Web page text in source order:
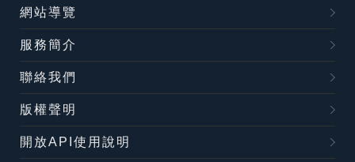
網站導覽
服務簡介
聯絡我們
版權聲明
開放API使用說明